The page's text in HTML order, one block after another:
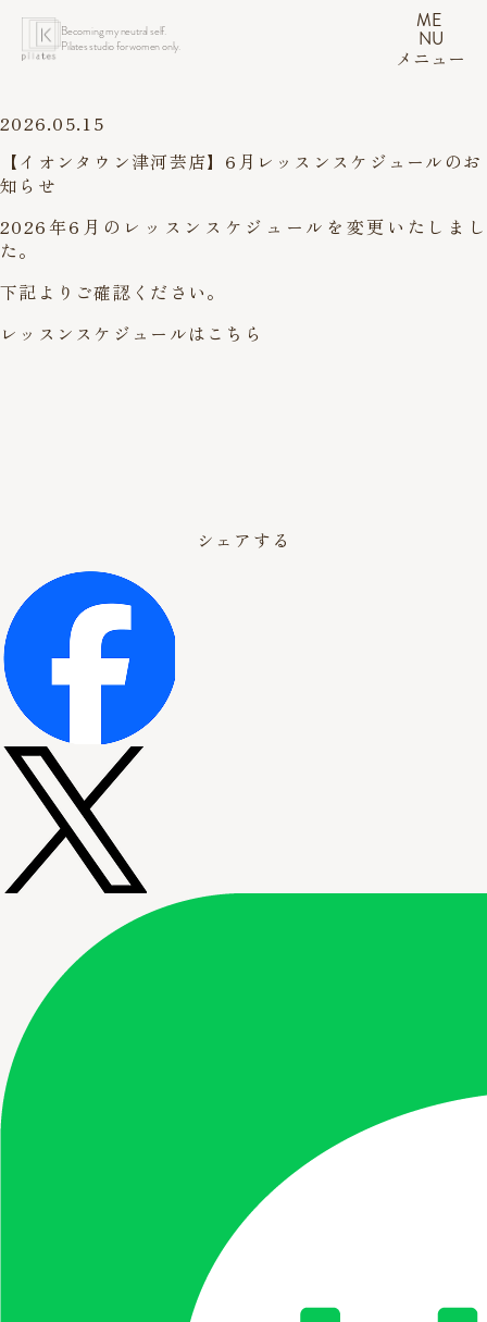
Becoming my neutral self.
Pilates studio for women only.
ME
NU
メニュー
2026.05.15
【イオンタウン津河芸店】6月レッスンスケジュールのお
知らせ
2026年6月のレッスンスケジュールを変更いたしまし
た。
下記よりご確認ください。
レッスンスケジュールはこちら
シェアする